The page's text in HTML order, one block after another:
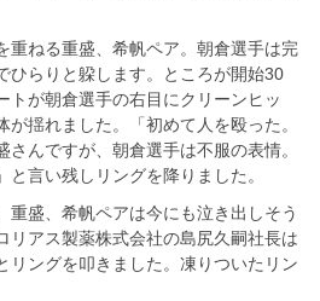
重ねる重盛、希帆ペア。朝倉選手は完
ひらりと躱します。ところが開始30
トが朝倉選手の右目にクリーンヒッ
が揺れました。「初めて人を殴った。
んですが、朝倉選手は不服の表情。
と言い残しリングを降りました。
重盛、希帆ペアは今にも泣き出しそう
リアス製薬株式会社の島尻久嗣社長は
リングを叩きました。凍りついたリン